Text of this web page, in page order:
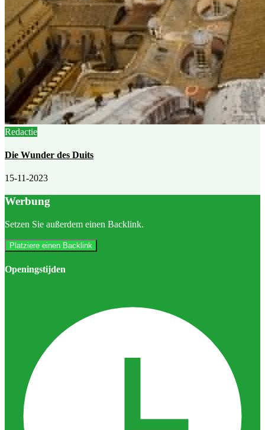
Redactie
Die Wunder des Duits
15-11-2023
Werbung
Setzen Sie außerdem einen Backlink.
Platziere einen Backlink
Openingstijden